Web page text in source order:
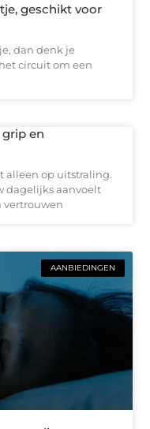
geschikt voor
dan denk je
circuit om een
en
alleen op uitstraling.
dagelijks aanvoelt
vertrouwen
AANBIEDINGEN